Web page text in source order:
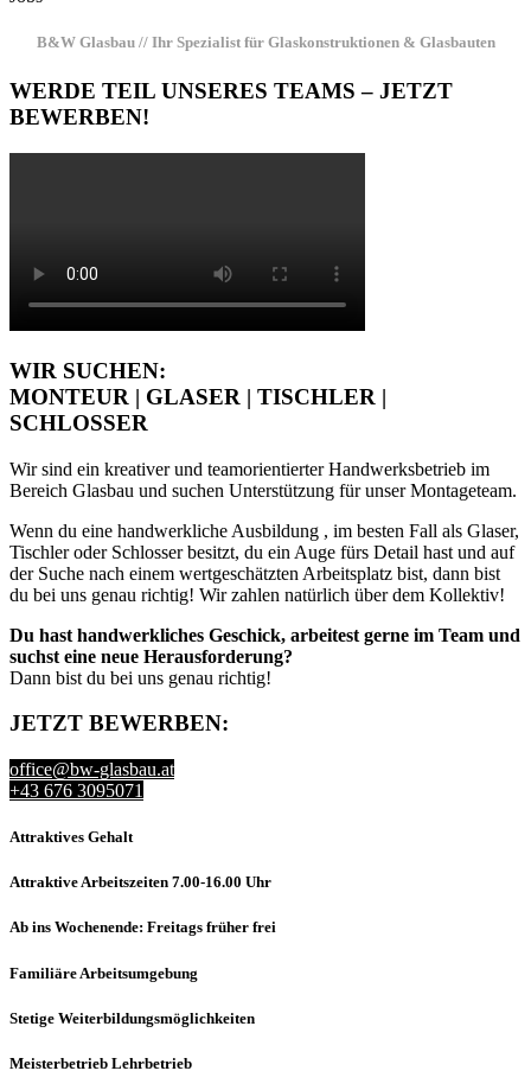
B&W Glasbau // Ihr Spezialist für Glaskonstruktionen & Glasbauten
WERDE TEIL UNSERES TEAMS – JETZT
BEWERBEN!
WIR SUCHEN:
MONTEUR | GLASER | TISCHLER |
SCHLOSSER
Wir sind ein kreativer und teamorientierter Handwerksbetrieb im
Bereich Glasbau und suchen Unterstützung für unser Montageteam.
Wenn du eine handwerkliche Ausbildung , im besten Fall als Glaser,
Tischler oder Schlosser besitzt, du ein Auge fürs Detail hast und auf
der Suche nach einem wertgeschätzten Arbeitsplatz bist, dann bist
du bei uns genau richtig! Wir zahlen natürlich über dem Kollektiv!
Du hast handwerkliches Geschick, arbeitest gerne im Team und
suchst eine neue Herausforderung?
Dann bist du bei uns genau richtig!
JETZT BEWERBEN:
office@bw-glasbau.at
+43 676 3095071
Attraktives Gehalt
Attraktive Arbeitszeiten 7.00-16.00 Uhr
Ab ins Wochenende: Freitags früher frei
Familiäre Arbeitsumgebung
Stetige Weiterbildungsmöglichkeiten
Meisterbetrieb Lehrbetrieb